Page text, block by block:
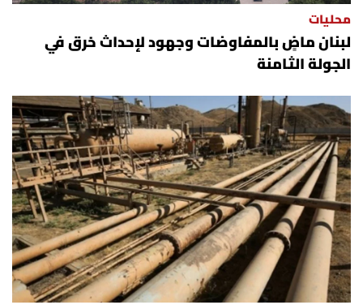
محليات
لبنان ماضٍ بالمفاوضات وجهود لإحداث خرق في
الجولة الثامنة